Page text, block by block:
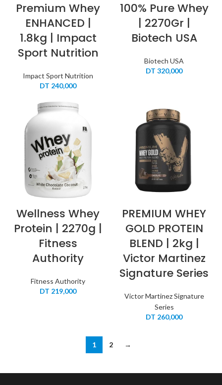
Premium Whey
ENHANCED |
1.8kg | Impact
Sport Nutrition
Impact Sport Nutrition
DT 240,000
100% Pure Whey
| 2270Gr |
Biotech USA
Biotech USA
DT 320,000
Wellness Whey
Protein | 2270g |
Fitness
Authority
Fitness Authority
DT 219,000
PREMIUM WHEY
GOLD PROTEIN
BLEND | 2kg |
Victor Martinez
Signature Series
Victor Martinez Signature
Series
DT 260,000
1 2 →